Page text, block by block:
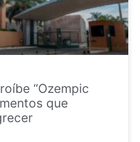
“Ozempic
que